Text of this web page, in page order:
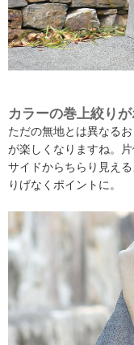
カラーの巻上絞りが
ただの無地とは異なる
が楽しくなりますね。
サイドからちらり見え
りげなくポイントに。